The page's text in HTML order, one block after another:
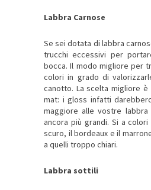
Labbra Carnose
Se sei dotata di labbra
trucchi eccessivi per
bocca. Il modo migliore per
colori in grado di
canotto. La scelta migliore
mat: i gloss infatti
maggiore alle vostre labbra
ancora più grandi. Si a
scuro, il bordeaux e il
a quelli troppo chiari.
Labbra sottili